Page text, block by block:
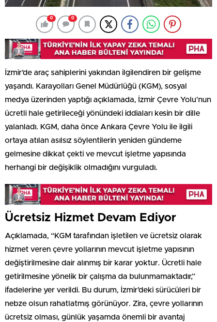
0 0
İzmir’de araç sahiplerini yakından ilgilendiren bir gelişme
yaşandı. Karayolları Genel Müdürlüğü (KGM), sosyal
medya üzerinden yaptığı açıklamada, İzmir Çevre Yolu’nun
ücretli hale getirileceği yönündeki iddiaları kesin bir dille
yalanladı. KGM, daha önce Ankara Çevre Yolu ile ilgili
ortaya atılan asılsız söylentilerin yeniden gündeme
gelmesine dikkat çekti ve mevcut işletme yapısında
herhangi bir değişiklik olmadığını vurguladı.
Ücretsiz Hizmet Devam Ediyor
Açıklamada, “KGM tarafından işletilen ve ücretsiz olarak
hizmet veren çevre yollarının mevcut işletme yapısının
değiştirilmesine dair alınmış bir karar yoktur. Ücretli hale
getirilmesine yönelik bir çalışma da bulunmamaktadır,”
ifadelerine yer verildi. Bu durum, İzmir’deki sürücüleri bir
nebze olsun rahatlatmış görünüyor. Zira, çevre yollarının
ücretsiz olması, günlük yaşamda önemli bir avantaj